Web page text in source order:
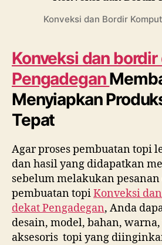
Konveksi dan Bordir
Konveksi dan
Pengadegan
Menyiapkan
Tepat
Agar proses pembuatan topi
dan hasil yang didapatkan
sebelum melakukan pesanan
pembuatan topiKonveksi
dekatPengadegan, Anda
desain, model, bahan,
aksesoris topi yang